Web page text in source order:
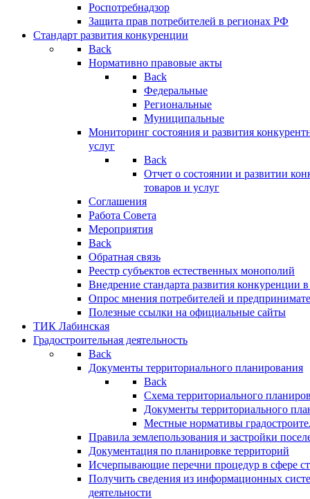
Роспотребнадзор
Защита прав потребителей в регионах РФ
Стандарт развития конкуренции
Back
Нормативно правовые акты
Back
Федеральные
Региональные
Муниципальные
Мониторинг состояния и развития
услуг
Back
Отчет о состоянии и развитии
товаров и услуг
Соглашения
Работа Совета
Мероприятия
Back
Обратная связь
Реестр субъектов естественных монополий
Внедрение стандарта развития конкуренции
Опрос мнения потребителей и
Полезные ссылки на официальные сайты
ТИК Лабинская
Градостроительная деятельность
Back
Документы территориального планирования
Back
Схема территориального
Документы территориального
Местные нормативы
Правила землепользования и застройки
Документация по планировке территорий
Исчерпывающие перечни процедур в сфере
Получить сведения из информационных
деятельности